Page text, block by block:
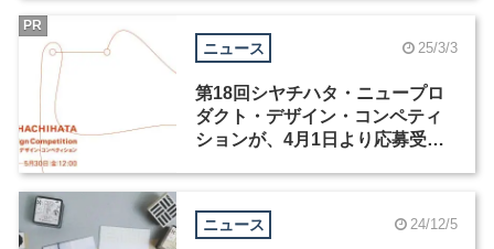
ニュース 25/3/3
第18回シヤチハタ・ニュープロ
ダクト・デザイン・コンペティ
ションが、4月1日より応募受付
PR
ニュース 24/12/5